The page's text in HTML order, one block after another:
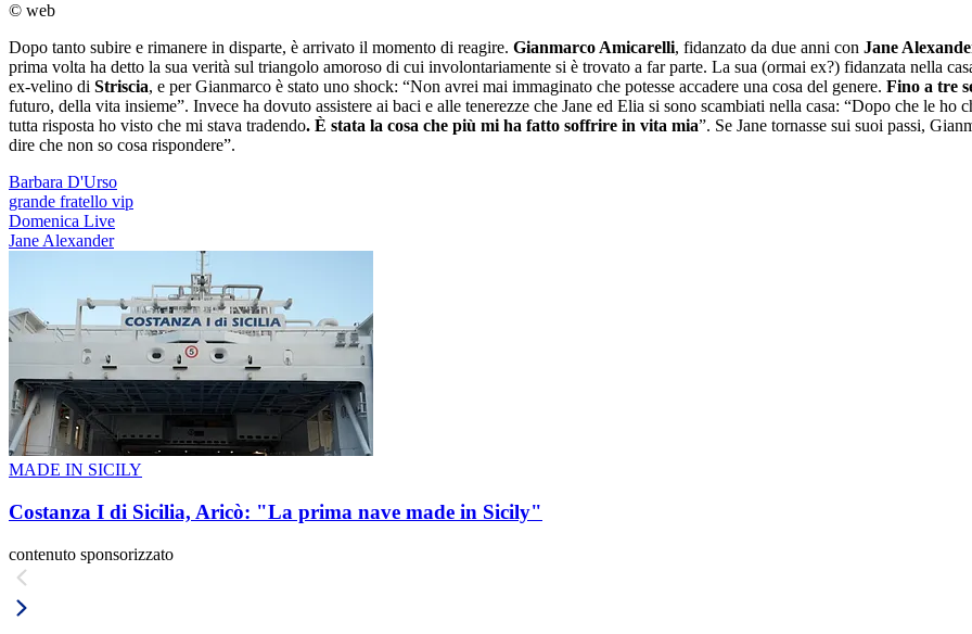
© web
Dopo tanto subire e rimanere in disparte, è arrivato il momento di reagire. Gianmarco Amicarelli, fidanzato da due anni con Jane
prima volta ha detto la sua verità sul triangolo amoroso di cui involontariamente si è trovato a far parte. La sua (ormai ex?) fidanzata nella
ex-velino di Striscia, e per Gianmarco è stato uno shock: “Non avrei mai immaginato che potesse accadere una cosa del genere. Fino a tre
futuro, della vita insieme”. Invece ha dovuto assistere ai baci e alle tenerezze che Jane ed Elia si sono scambiati nella casa: “Dopo che le
tutta risposta ho visto che mi stava tradendo. È stata la cosa che più mi ha fatto soffrire in vita mia”. Se Jane tornasse sui suoi passi,
dire che non so cosa rispondere”.
Barbara D'Urso
grande fratello vip
Domenica Live
Jane Alexander
MADE IN SICILY
Costanza I di Sicilia, Aricò: "La prima nave made in Sicily"
contenuto sponsorizzato